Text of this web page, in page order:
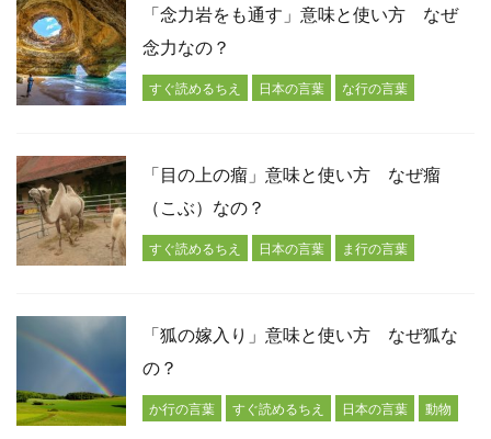
「念力岩をも通す」意味と使い方 なぜ
念力なの？
すぐ読めるちえ 日本の言葉 な行の言葉
「目の上の瘤」意味と使い方 なぜ瘤
（こぶ）なの？
すぐ読めるちえ 日本の言葉 ま行の言葉
「狐の嫁入り」意味と使い方 なぜ狐な
の？
か行の言葉 すぐ読めるちえ 日本の言葉 動物